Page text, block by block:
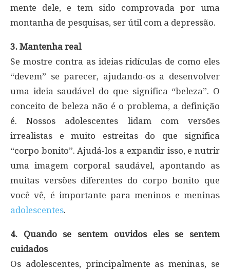
mente dele, e tem sido comprovada por uma
montanha de pesquisas, ser útil com a depressão.
3. Mantenha real
Se mostre contra as ideias ridículas de como eles
“devem” se parecer, ajudando-os a desenvolver
uma ideia saudável do que significa “beleza”. O
conceito de beleza não é o problema, a definição
é. Nossos adolescentes lidam com versões
irrealistas e muito estreitas do que significa
“corpo bonito”. Ajudá-los a expandir isso, e nutrir
uma imagem corporal saudável, apontando as
muitas versões diferentes do corpo bonito que
você vê, é importante para meninos e meninas
adolescentes.
4. Quando se sentem ouvidos eles se sentem
cuidados
Os adolescentes, principalmente as meninas, se